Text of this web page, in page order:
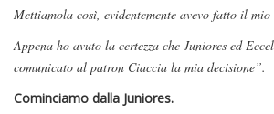
Mettiamola così, evidentemente avevo fatto il mio
Appena ho avuto la certezza che Juniores ed
comunicato al patron Ciaccia la mia decisione”.
Cominciamo dalla Juniores.